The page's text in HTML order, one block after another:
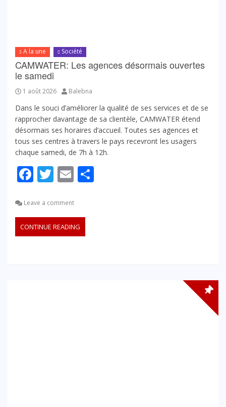
A la une Société
CAMWATER: Les agences désormais ouvertes
le samedi
1 août 2026 Balebna
Dans le souci d’améliorer la qualité de ses services et de se
rapprocher davantage de sa clientèle, CAMWATER étend
désormais ses horaires d’accueil. Toutes ses agences et
tous ses centres à travers le pays recevront les usagers
chaque samedi, de 7h à 12h.
Facebook
Twitter
Email
Leave a comment
CONTINUE READING